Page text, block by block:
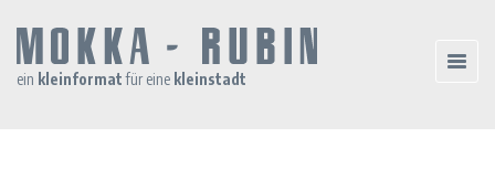
ein kleinformatfür eine kleinstadt